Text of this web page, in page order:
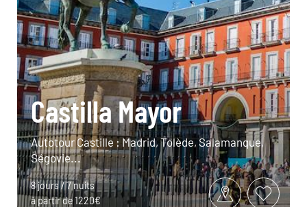
Castilla Mayor
Autotour Castille : Madrid, Tolède, Salamanque,
Ségovie...
8 jours / 7 nuits
à partir de 1220€